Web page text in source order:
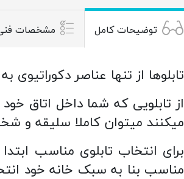
توضیحات کامل مشخصات
تابلوها از تنها عناصر
از تابلویی که شما داخل اتاق
میکنند میتوان کاملا سلیقه
برای انتخاب تابلوی مناسب ابتدا